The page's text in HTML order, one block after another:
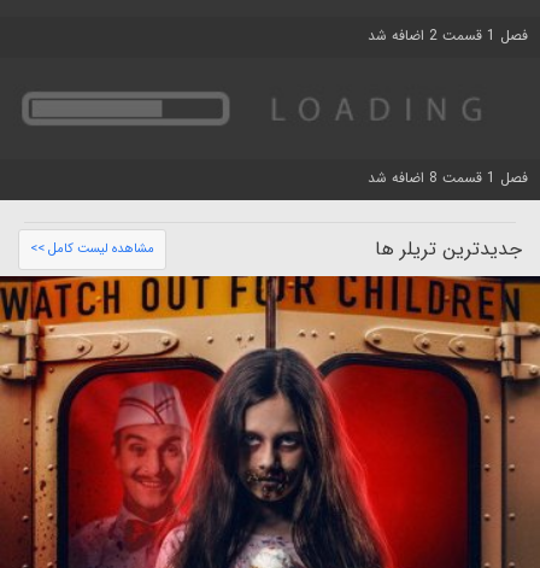
فصل 1 قسمت 2 اضافه شد
فصل 1 قسمت 8 اضافه شد
جدیدترین تریلر ها مشاهده لیست کامل >>